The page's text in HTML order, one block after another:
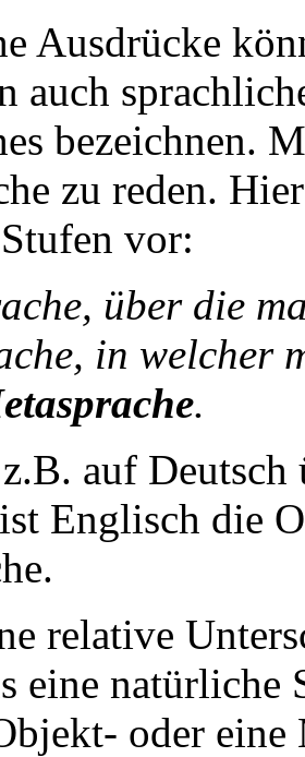
Ausdrücke
auch
bezeichnen.
zu reden.
vor:
über die
in welcher
.
auf Deutsch
Englisch die
relative
eine natürliche
oder eine